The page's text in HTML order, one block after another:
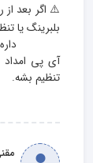
بلبرینگ یا
تنظیم بشه.